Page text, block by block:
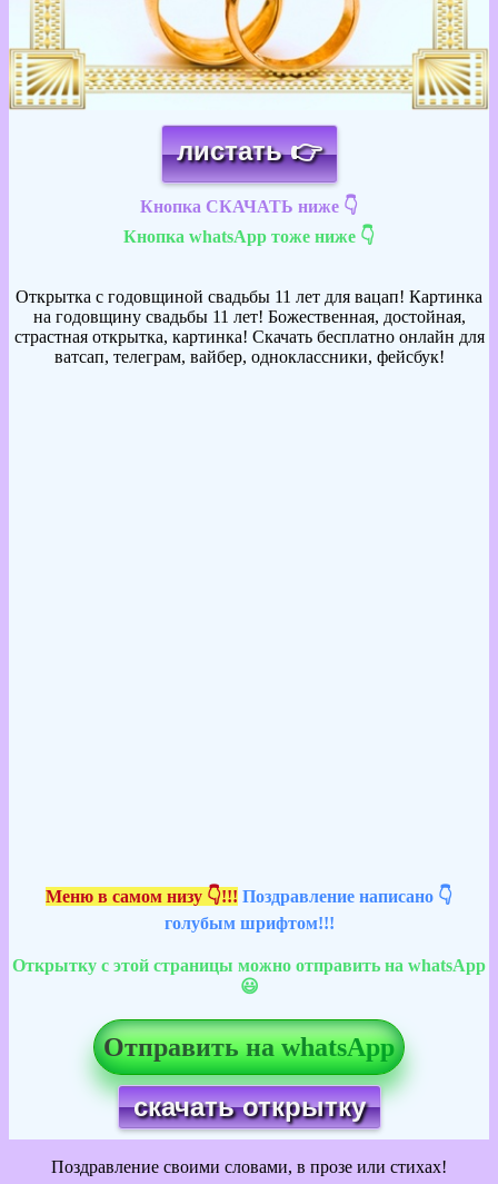
листать 👉
Кнопка СКАЧАТЬ ниже 👇
Кнопка whatsApp тоже ниже 👇
Открытка с годовщиной свадьбы 11 лет для вацап! Картинка
на годовщину свадьбы 11 лет! Божественная, достойная,
страстная открытка, картинка! Скачать бесплатно онлайн для
ватсап, телеграм, вайбер, одноклассники, фейсбук!
Меню в самом низу 👇!!! Поздравление написано 👇
голубым шрифтом!!!
Открытку с этой страницы можно отправить на whatsApp
😃
Отправить на whatsApp
скачать открытку
Поздравление своими словами, в прозе или стихах!